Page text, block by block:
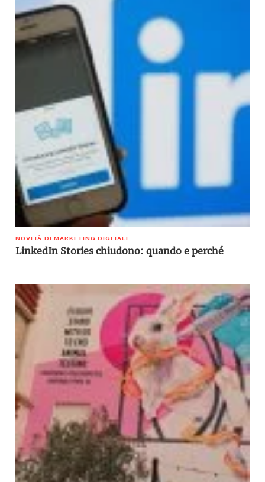
NOVITÀ DI MARKETING DIGITALE
LinkedIn Stories chiudono: quando e perché